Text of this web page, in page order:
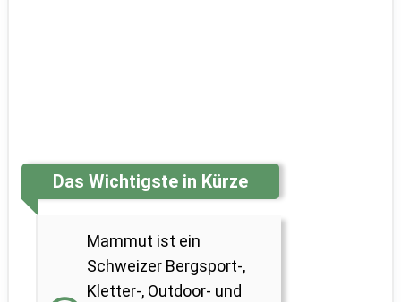
Das Wichtigste in Kürze
Mammut ist ein
Schweizer Bergsport-,
Kletter-, Outdoor- und